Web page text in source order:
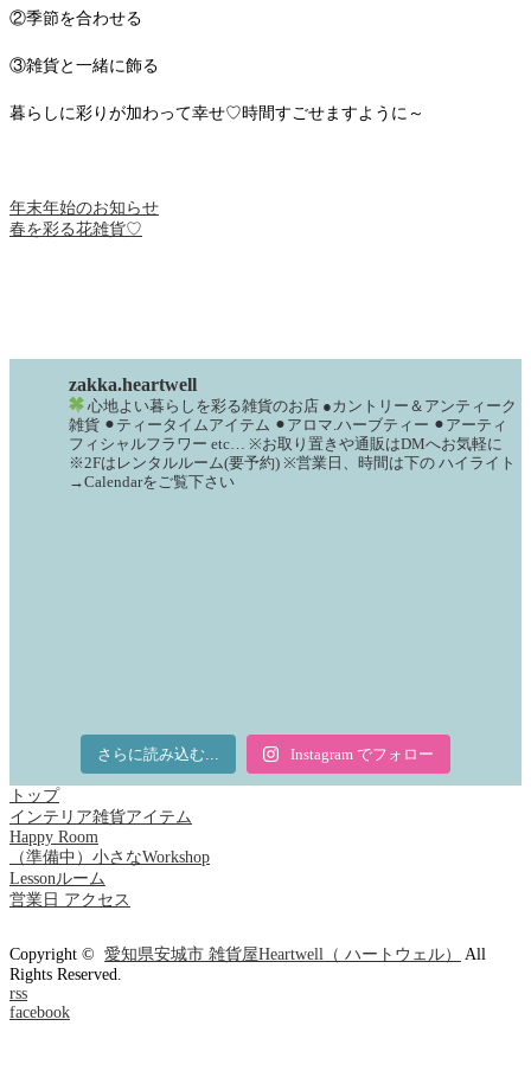
②季節を合わせる
③雑貨と一緒に飾る
暮らしに彩りが加わって幸せ♡時間すごせますように～
年末年始のお知らせ
春を彩る花雑貨♡
zakka.heartwell
心地よい暮らしを彩る雑貨のお店 ●カントリー＆アンティーク
雑貨 ⚫︎ティータイムアイテム ⚫︎アロマ.ハーブティー ⚫︎アーティ
フィシャルフラワー etc… ※お取り置きや通販はDMへお気軽に
※2Fはレンタルルーム(要予約) ※営業日、時間は下の ハイライト
→Calendarをご覧下さい
さらに読み込む... Instagram でフォロー
トップ
インテリア雑貨アイテム
Happy Room
（準備中）小さなWorkshop
Lessonルーム
営業日 アクセス
Copyright © 愛知県安城市 雑貨屋Heartwell（ ハートウェル）
All
Rights Reserved.
rss
facebook